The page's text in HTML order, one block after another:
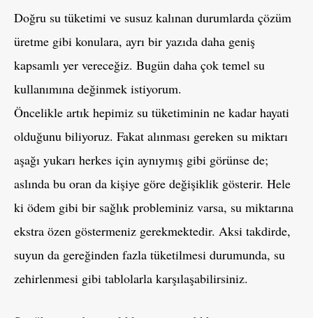
Doğru su tüketimi ve susuz kalınan durumlarda çözüm
üretme gibi konulara, ayrı bir yazıda daha geniş
kapsamlı yer vereceğiz. Bugün daha çok temel su
kullanımına değinmek istiyorum.
Öncelikle artık hepimiz su tüketiminin ne kadar hayati
olduğunu biliyoruz. Fakat alınması gereken su miktarı
aşağı yukarı herkes için aynıymış gibi görünse de;
aslında bu oran da kişiye göre değişiklik gösterir. Hele
ki ödem gibi bir sağlık probleminiz varsa, su miktarına
ekstra özen göstermeniz gerekmektedir. Aksi takdirde,
suyun da gereğinden fazla tüketilmesi durumunda, su
zehirlenmesi gibi tablolarla karşılaşabilirsiniz.